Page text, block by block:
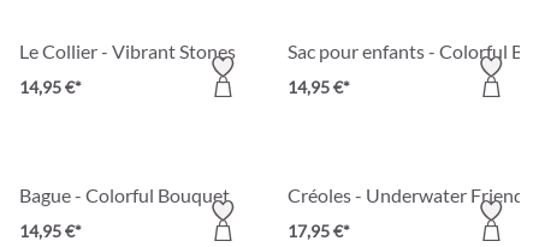
Le Collier - Vibrant Stones
14,95 €*
Sac pour enfants - Colorful
14,95 €*
Bague - Colorful Bouquet
14,95 €*
Créoles - Underwater Friends
17,95 €*